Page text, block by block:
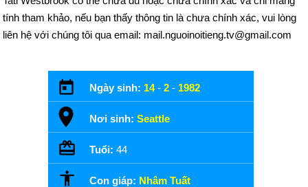
tính tham khảo, nếu bạn thấy thông tin là chưa chính xác, vui lòng
liên hệ với chúng tôi qua email: mail.nguoinoitieng.tv@gmail.com
Ngày sinh: 14- 2 - 1982
Nơi sinh: Seattle
Tuổi: 44
Con giáp: Nhâm Tuất